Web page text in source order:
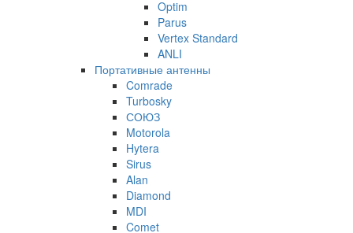
Optim
Parus
Vertex Standard
ANLI
Портативные антенны
Comrade
Turbosky
СОЮЗ
Motorola
Hytera
Sirus
Alan
Diamond
MDI
Comet